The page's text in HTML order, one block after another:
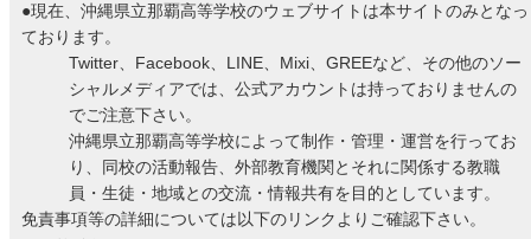
●現在、沖縄県立那覇高等学校のウェブサイトは本サイトのみとなっ
ております。
Twitter、Facebook、LINE、Mixi、GREEなど、その他のソー
シャルメディアでは、公式アカウントは持っておりませんの
でご注意下さい。
沖縄県立那覇高等学校によって制作・管理・運営を行ってお
り、同校の活動報告、外部教育機関とそれに関係する教職
員・生徒・地域との交流・情報共有を目的としています。
免責事項等の詳細については以下のリンクよりご確認下さい。